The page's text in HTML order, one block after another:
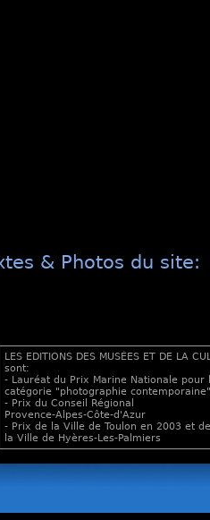
& Photos du site:
LES EDITIONS DES MUSÉES ET DE LA
sont:
- Lauréat du Prix Marine Nationale pour
catégorie "photographie contemporaine"
- Prix du Conseil Régional
Provence-Alpes-Côte-d'Azur
- Prix de la Ville de Toulon en 2003 et de
la Ville de Hyères-Les-Palmiers